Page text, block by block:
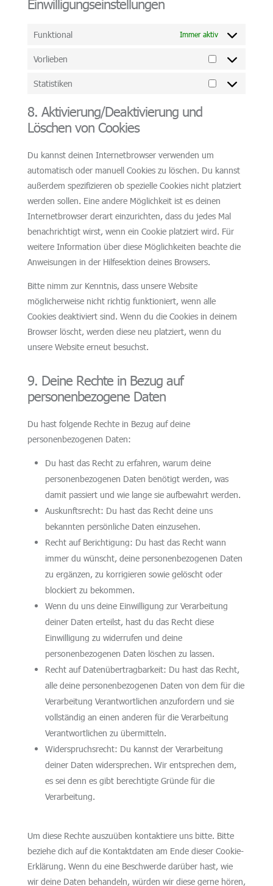
Einwilligungseinstellungen
Funktional Immer aktiv
Vorlieben
Vorlieben
Statistiken
Statistiken
8. Aktivierung/Deaktivierung und
Löschen von Cookies
Du kannst deinen Internetbrowser verwenden um
automatisch oder manuell Cookies zu löschen. Du kannst
außerdem spezifizieren ob spezielle Cookies nicht platziert
werden sollen. Eine andere Möglichkeit ist es deinen
Internetbrowser derart einzurichten, dass du jedes Mal
benachrichtigt wirst, wenn ein Cookie platziert wird. Für
weitere Information über diese Möglichkeiten beachte die
Anweisungen in der Hilfesektion deines Browsers.
Bitte nimm zur Kenntnis, dass unsere Website
möglicherweise nicht richtig funktioniert, wenn alle
Cookies deaktiviert sind. Wenn du die Cookies in deinem
Browser löscht, werden diese neu platziert, wenn du
unsere Website erneut besuchst.
9. Deine Rechte in Bezug auf
personenbezogene Daten
Du hast folgende Rechte in Bezug auf deine
personenbezogenen Daten:
Du hast das Recht zu erfahren, warum deine
personenbezogenen Daten benötigt werden, was
damit passiert und wie lange sie aufbewahrt werden.
Auskunftsrecht: Du hast das Recht deine uns
bekannten persönliche Daten einzusehen.
Recht auf Berichtigung: Du hast das Recht wann
immer du wünscht, deine personenbezogenen Daten
zu ergänzen, zu korrigieren sowie gelöscht oder
blockiert zu bekommen.
Wenn du uns deine Einwilligung zur Verarbeitung
deiner Daten erteilst, hast du das Recht diese
Einwilligung zu widerrufen und deine
personenbezogenen Daten löschen zu lassen.
Recht auf Datenübertragbarkeit: Du hast das Recht,
alle deine personenbezogenen Daten von dem für die
Verarbeitung Verantwortlichen anzufordern und sie
vollständig an einen anderen für die Verarbeitung
Verantwortlichen zu übermitteln.
Widerspruchsrecht: Du kannst der Verarbeitung
deiner Daten widersprechen. Wir entsprechen dem,
es sei denn es gibt berechtigte Gründe für die
Verarbeitung.
Um diese Rechte auszuüben kontaktiere uns bitte. Bitte
beziehe dich auf die Kontaktdaten am Ende dieser Cookie-
Erklärung. Wenn du eine Beschwerde darüber hast, wie
wir deine Daten behandeln, würden wir diese gerne hören,